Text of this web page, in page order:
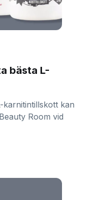
bästa L-
kan
Room vid